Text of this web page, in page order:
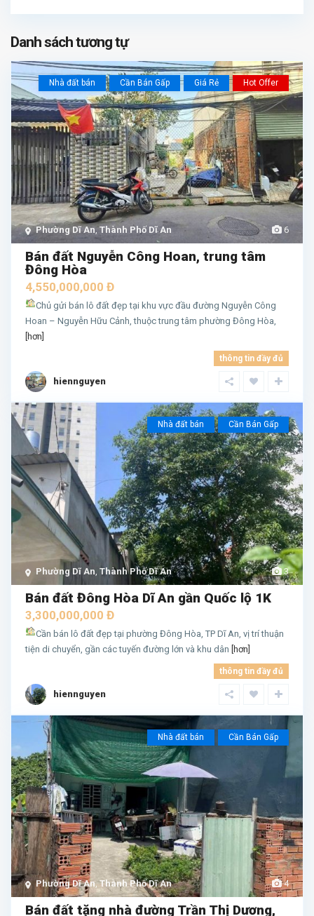
Danh sách tương tự
6
Phường Dĩ An ,Thành Phố Dĩ An
Nhà đất bán Cần Bán Gấp Giá Rẻ Hot Offer
Bán đất Nguyễn Công Hoan, trung tâm
Đông Hòa
4,550,000,000 Đ
Chủ gửi bán lô đất đẹp tại khu vực đầu đường Nguyễn Công
Hoan – Nguyễn Hữu Cảnh, thuộc trung tâm phường Đông Hòa,
[hơn]
thông tin đầy đủ
hiennguyen
3
Phường Dĩ An Thành Phố Dĩ An
Nhà đất bán Cần Bán Gấp
Bán đất Đông Hòa Dĩ An gần Quốc lộ 1K
3,300,000,000 Đ
Cần bán lô đất đẹp tại phường Đông Hòa, TP Dĩ An, vị trí thuận
tiện di chuyển, gần các tuyến đường lớn và khu dân [hơn]
thông tin đầy đủ
hiennguyen
4
Phường Dĩ An,Thành Phố Dĩ An
Nhà đất bán Cần Bán Gấp
Bán đất tặng nhà đường Trần Thị Dương,